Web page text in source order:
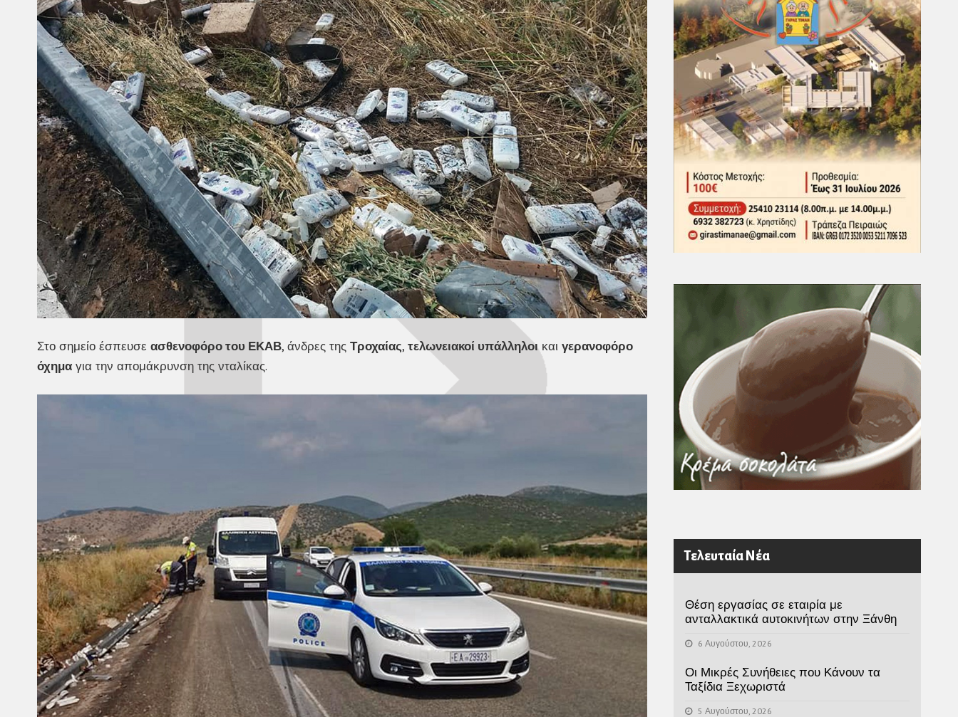
Στο σημείο έσπευσε ασθενοφόρο του ΕΚΑΒ, άνδρες της Τροχαίας, τελωνειακοί υπάλληλοικαι γερανοφόρο
όχημα για την απομάκρυνση της νταλίκας.
Τελευταία Νέα
Θέση εργασίας σε εταιρία με
ανταλλακτικά αυτοκινήτων στην Ξάνθη
6 Αυγούστου, 2026
Οι Μικρές Συνήθειες που Κάνουν τα
Ταξίδια Ξεχωριστά
5 Αυγούστου, 2026